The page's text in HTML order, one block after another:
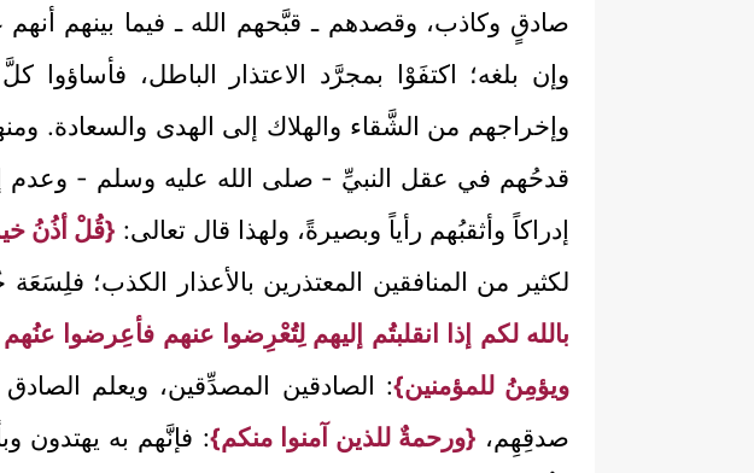
صادقٍ وكاذب، وقصدهم ـ قبَّحهم الله ـ فيما بينهم أنهم
وإن بلغه؛ اكتفَوْا بمجرَّد الاعتذار الباطل، فأساؤوا
وإخراجهم من الشَّقاء والهلاك إلى الهدى والسعادة.
قدحُهم في عقل النبيِّ - صلى الله عليه وسلم - وعدم
إدراكاً وأثقبُهم رأياً وبصيرةً، ولهذا قال تعالى: {قُلْ أذُنُ
لكثير من المنافقين المعتذرين بالأعذار الكذب؛
بالله لكم إذا انقلبتُم إليهم لِتُعْرِضوا عنهم فأعِرضوا
ويؤمِنُ للمؤمنين}: الصادقين المصدِّقين، ويعلم
صدقِهِم، {ورحمةٌ للذين آمنوا منكم}: فإنَّهم به يهتدون